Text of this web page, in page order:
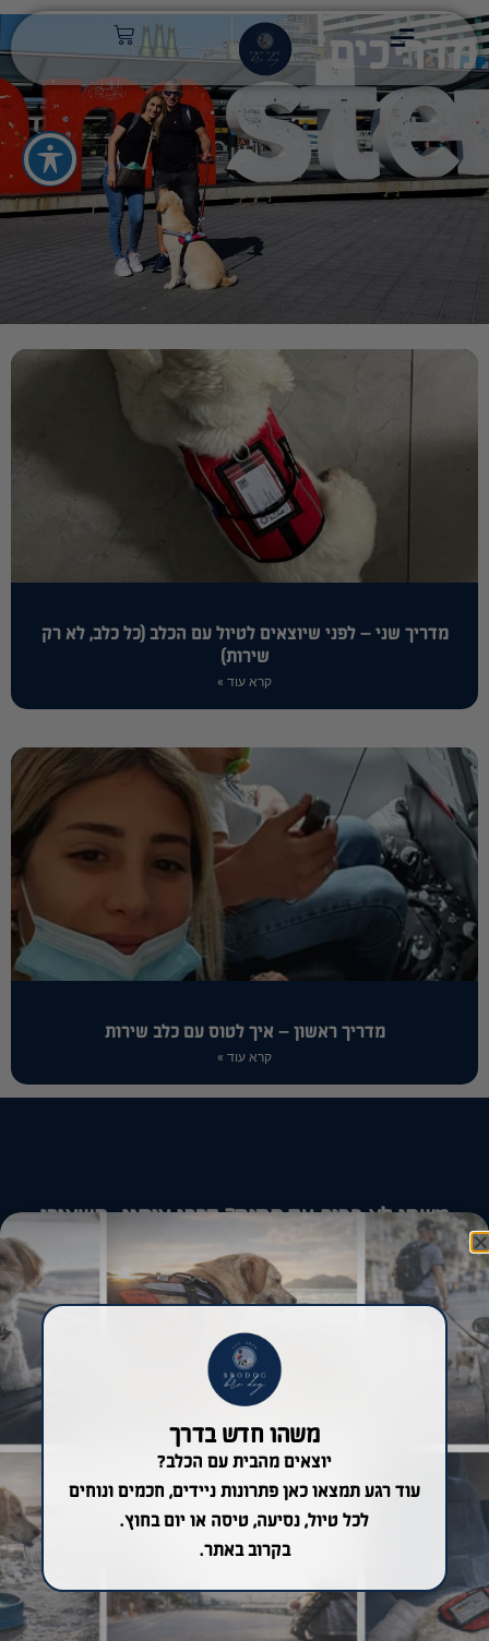
מדריכים
מדריכים
מדריך שני – לפני שיוצאים לטיול עם הכלב (כל כלב, לא רק
שירות)
קרא עוד »
מדריך ראשון – איך לטוס עם כלב שירות
קרא עוד »
משהו לא ברור עד הסוף? דברו איתנו- השאירו
פרטים ונחזור אליכם בהקדם
אני מאשר/ת את מדיניות הפרטיות
משהו חדש בדרך
יוצאים מהבית עם הכלב?
עוד רגע תמצאו כאן פתרונות ניידים, חכמים ונוחים
לכל טיול, נסיעה, טיסה או יום בחוץ.
בקרוב באתר.